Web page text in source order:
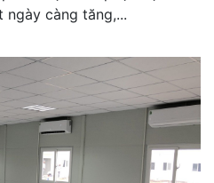
ngày càng tăng,...